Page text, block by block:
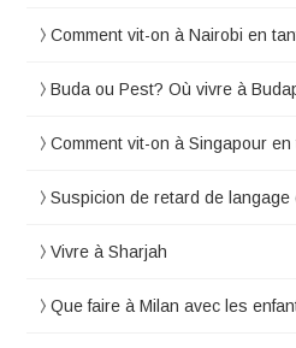
Comment vit-on à Nairobi en
Buda ou Pest? Où vivre à
Comment vit-on à Singapour en
Suspicion de retard de langage
Vivre à Sharjah
Que faire à Milan avec les